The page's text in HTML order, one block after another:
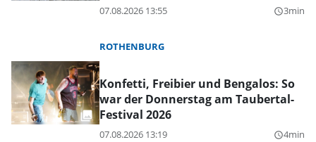
07.08.2026 13:55 query_builder3min
ROTHENBURG
Konfetti, Freibier und Bengalos: So
war der Donnerstag am Taubertal-
Festival 2026
07.08.2026 13:19 query_builder4min